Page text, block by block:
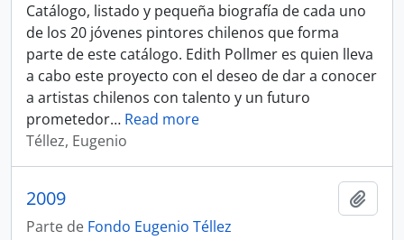
Catálogo, listado y pequeña biografía de cada uno
de los 20 jóvenes pintores chilenos que forma
parte de este catálogo. Edith Pollmer es quien lleva
a cabo este proyecto con el deseo de dar a conocer
a artistas chilenos con talento y un futuro
prometedor… Read more
Téllez, Eugenio
2009
Parte de Fondo Eugenio Téllez